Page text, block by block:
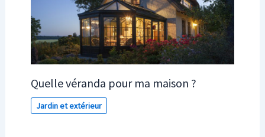
Quelle véranda pour ma maison ?
Jardin et extérieur